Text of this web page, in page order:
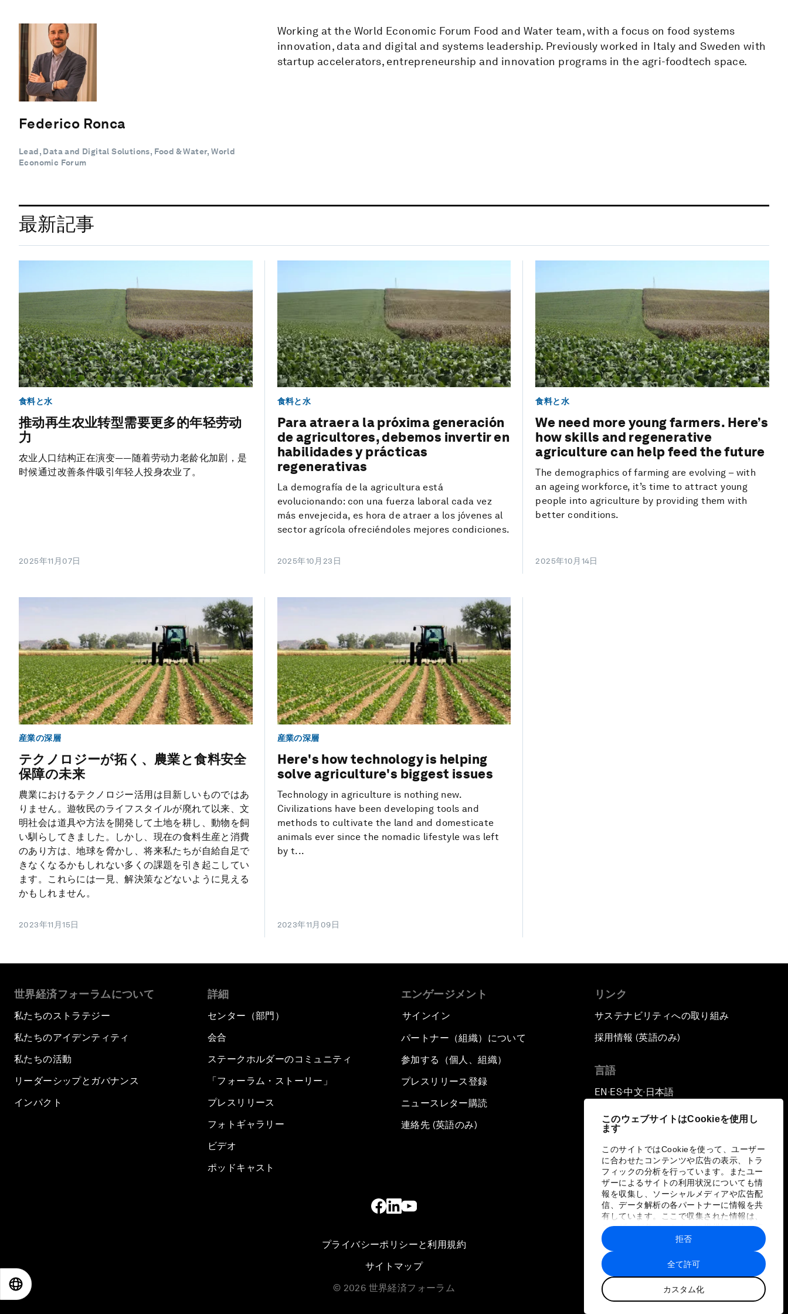
このウェブサイトはCookieを使用し
ます
このサイトではCookieを使って、ユーザー
に合わせたコンテンツや広告の表示、トラ
フィックの分析を行っています。またユー
ザーによるサイトの利用状況についても情
報を収集し、ソーシャルメディアや広告配
信、データ解析の各パートナーに情報を共
有しています。ここで収集された情報は、
ユーザーが各パートナーに提供した他の情
報や各パートナーのサービスを使用した際
に収集された情報と組み合わされ、各パー
トナーによって使用されることがありま
す。
全て許可
カスタム化
拒否
Federico Ronca
Lead, Data and Digital Solutions, Food & Water, World
Economic Forum
Working at the World Economic Forum Food and Water team, with a focus on food systems
innovation, data and digital and systems leadership. Previously worked in Italy and Sweden with
startup accelerators, entrepreneurship and innovation programs in the agri-foodtech space.
最新記事
食料と水
推动再生农业转型需要更多的年轻劳动
力
农业人口结构正在演变——随着劳动力老龄化加剧，是
时候通过改善条件吸引年轻人投身农业了。
2025年11月07日
食料と水
Para atraer a la próxima generación
de agricultores, debemos invertir en
habilidades y prácticas
regenerativas
La demografía de la agricultura está
evolucionando: con una fuerza laboral cada vez
más envejecida, es hora de atraer a los jóvenes al
sector agrícola ofreciéndoles mejores condiciones.
2025年10月23日
食料と水
We need more young farmers. Here’s
how skills and regenerative
agriculture can help feed the future
The demographics of farming are evolving – with
an ageing workforce, it’s time to attract young
people into agriculture by providing them with
better conditions.
2025年10月14日
産業の深層
テクノロジーが拓く、農業と食料安全
保障の未来
農業におけるテクノロジー活用は目新しいものではあ
りません。遊牧民のライフスタイルが廃れて以来、文
明社会は道具や方法を開発して土地を耕し、動物を飼
い馴らしてきました。しかし、現在の食料生産と消費
のあり方は、地球を脅かし、将来私たちが自給自足で
きなくなるかもしれない多くの課題を引き起こしてい
ます。これらには一見、解決策などないように見える
かもしれません。
2023年11月15日
産業の深層
Here's how technology is helping
solve agriculture's biggest issues
Technology in agriculture is nothing new.
Civilizations have been developing tools and
methods to cultivate the land and domesticate
animals ever since the nomadic lifestyle was left
by t...
2023年11月09日
世界経済フォーラムについて
私たちのストラテジー
私たちのアイデンティティ
私たちの活動
リーダーシップとガバナンス
インパクト
詳細
センター（部門）
会合
ステークホルダーのコミュニティ
「フォーラム・ストーリー」
プレスリリース
フォトギャラリー
ビデオ
ポッドキャスト
エンゲージメント
サインイン
パートナー（組織）について
参加する（個人、組織）
プレスリリース登録
ニュースレター購読
連絡先 (英語のみ)
リンク
サステナビリティへの取り組み
採用情報 (英語のみ)
言語
EN ▪ ES▪中文▪ 日本語
プライバシーポリシーと利用規約
サイトマップ
© 2026 世界経済フォーラム